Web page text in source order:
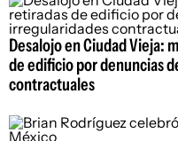
Desalojo en Ciudad Vieja:
de edificio por denuncias
contractuales